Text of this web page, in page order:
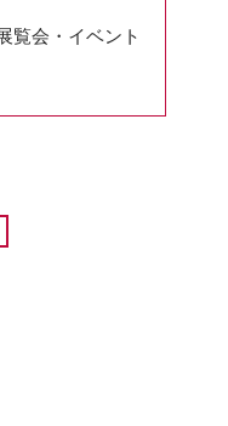
覧会・イベント